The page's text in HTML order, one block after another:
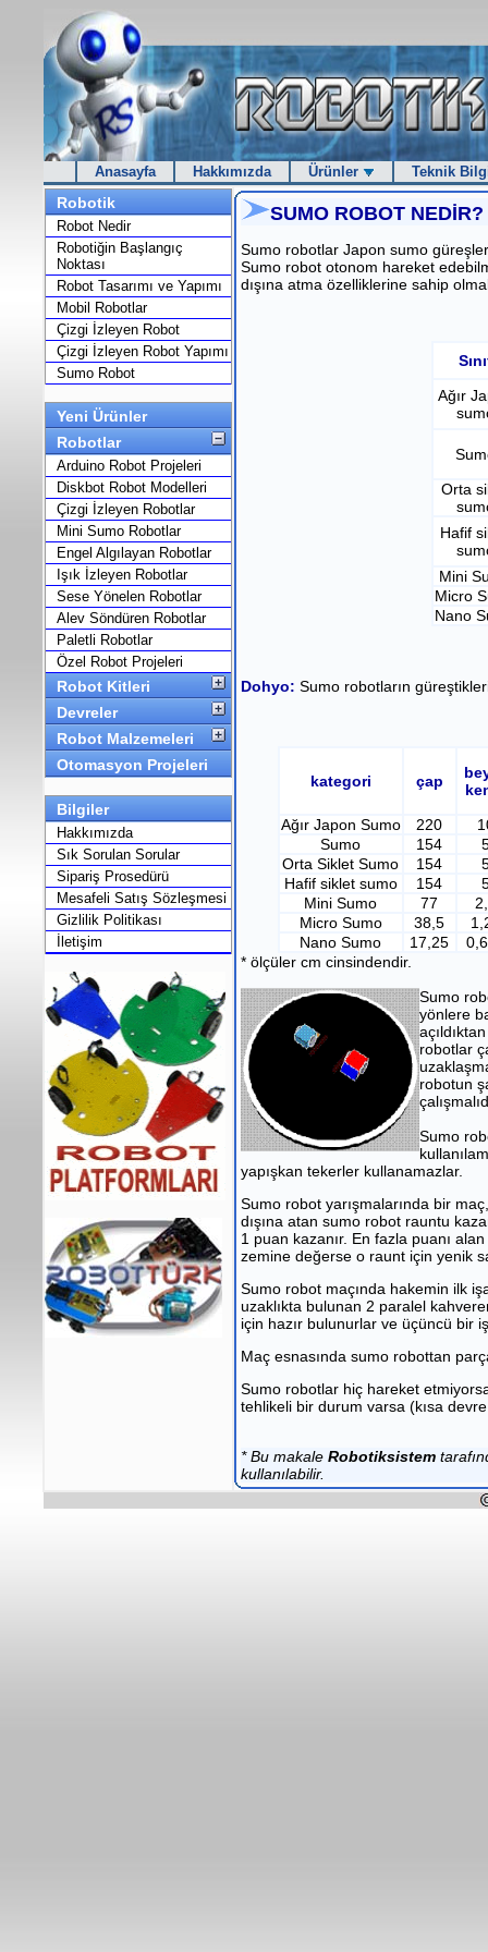
Anasayfa Hakkımızda Ürünler Teknik
Robotik
Robot Nedir
Robotiğin Başlangıç
Noktası
Robot Tasarımı ve Yapımı
Mobil Robotlar
Çizgi İzleyen Robot
Çizgi İzleyen Robot Yapımı
Sumo Robot
Yeni Ürünler
Robotlar
Arduino Robot Projeleri
Diskbot Robot Modelleri
Çizgi İzleyen Robotlar
Mini Sumo Robotlar
Engel Algılayan Robotlar
Işık İzleyen Robotlar
Sese Yönelen Robotlar
Alev Söndüren Robotlar
Paletli Robotlar
Özel Robot Projeleri
Robot Kitleri
Devreler
Robot Malzemeleri
Otomasyon Projeleri
Bilgiler
Hakkımızda
Sık Sorulan Sorular
Sipariş Prosedürü
Mesafeli Satış Sözleşmesi
Gizlilik Politikası
İletişim
SUMO ROBOT NEDİR?
Sumo robotlar Japon sumo
Sumo robot otonom hareket
dışına atma özelliklerine sahip
Ağır
Orta
Hafif
Mini
Micro
Nano
Dohyo: Sumo robotların
kategori çap
Ağır Japon Sumo
220
Sumo
154
Orta Siklet Sumo
154
Hafif siklet sumo
154
Mini Sumo
77
Micro Sumo
38,5
Nano Sumo
17,25
* ölçüler cm cinsindendir.
Sumo
yönlere
robotlar
robotun
Sumo
yapışkan tekerler kullanamazlar.
Sumo robot yarışmalarında bir
dışına atan sumo robot rauntu
1 puan kazanır. En fazla puanı
zemine değerse o raunt için yenik
Sumo robot maçında hakemin ilk
uzaklıkta bulunan 2 paralel
için hazır bulunurlar ve üçüncü bir
Maç esnasında sumo robottan
Sumo robotlar hiç hareket
tehlikeli bir durum varsa (kısa
* Bu makale Robotiksistem
kullanılabilir.